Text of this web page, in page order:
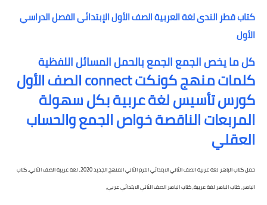
كتاب قطر الندى لغة العربية الصف الأول الإبتدائى الفصل الدراسي
الأول
كل ما يخص الجمع الجمع بالحمل المسائل اللفظية
كلمات منهج كونكت connect الصف الأول
كورس تأسيس لغة عربية بكل سهولة
المربعات الناقصة خواص الجمع والحساب
العقلي
حمل كتاب الباهر لغة عربية الصف الثاني الابتدائي الترم الثاني المنهج الجديد 2020, لغة عربية الصف الثاني, كتاب
الباهر, كتاب الباهر لغة عربية, كتاب الباهر الصف الثاني الابتدائي عربي,